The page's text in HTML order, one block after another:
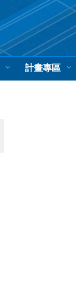
計畫專區